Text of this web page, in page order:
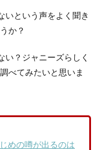
いという声をよく聞き
か？
い？ジャニーズらしく
べてみたいと思いま
めの噂が出るのは